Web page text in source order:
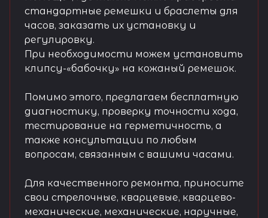
стандартные ремешки и браслеты для
часов, заказать их установку и
регулировку.
При необходимости можем установить
клипсу-«бабочку» на кожаный ремешок.
Помимо этого, предлагаем бесплатную
диагностику, проверку точности хода,
тестирование на герметичность, а
также консультации по любым
вопросам, связанным с вашими часами.
Для качественного ремонта, приносите
свои стрелочные, кварцевые, кварцево-
механические, механические, наручные,